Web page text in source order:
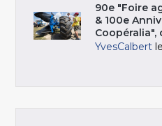
90e "Foire
& 100e
Coopéralia",
YvesCalbert